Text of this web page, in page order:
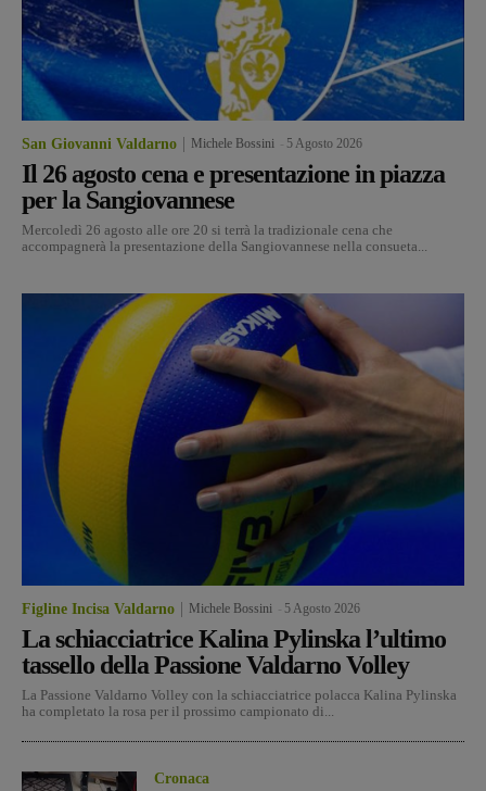
San Giovanni Valdarno Michele Bossini 5 Agosto 2026
Il 26 agosto cena e presentazione in piazza
per la Sangiovannese
Mercoledì 26 agosto alle ore 20 si terrà la tradizionale cena che
accompagnerà la presentazione della Sangiovannese nella consueta...
Figline Incisa Valdarno Michele Bossini 5 Agosto 2026
La schiacciatrice Kalina Pylinska l’ultimo
tassello della Passione Valdarno Volley
La Passione Valdarno Volley con la schiacciatrice polacca Kalina Pylinska
ha completato la rosa per il prossimo campionato di...
Cronaca